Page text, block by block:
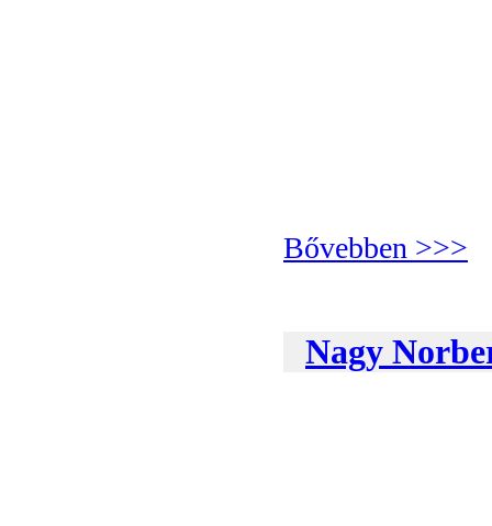
Bővebben >>>
Nagy